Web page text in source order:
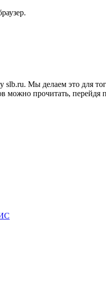
Мы делаем это для
можно прочитать, перейдя